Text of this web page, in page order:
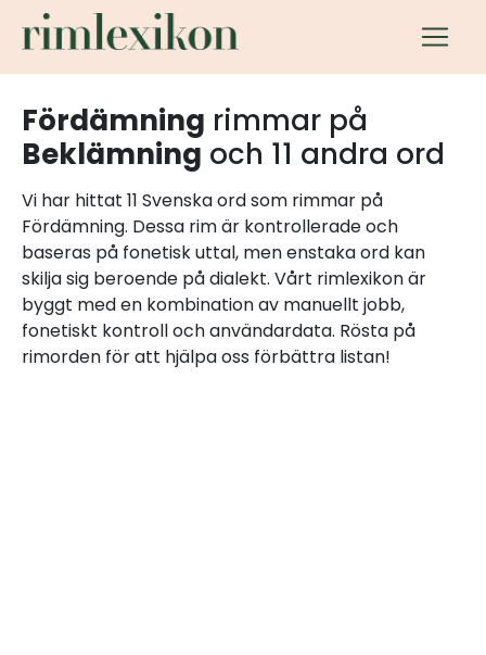
Fördämning rimmar på
Beklämning och 11 andra ord
Vi har hittat 11 Svenska ord som rimmar på
Fördämning. Dessa rim är kontrollerade och
baseras på fonetisk uttal, men enstaka ord kan
skilja sig beroende på dialekt. Vårt rimlexikon är
byggt med en kombination av manuellt jobb,
fonetiskt kontroll och användardata. Rösta på
rimorden för att hjälpa oss förbättra listan!